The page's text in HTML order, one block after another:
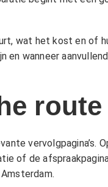
wat het kost en of
en wanneer
route
vervolgpagina’s.
of de
.